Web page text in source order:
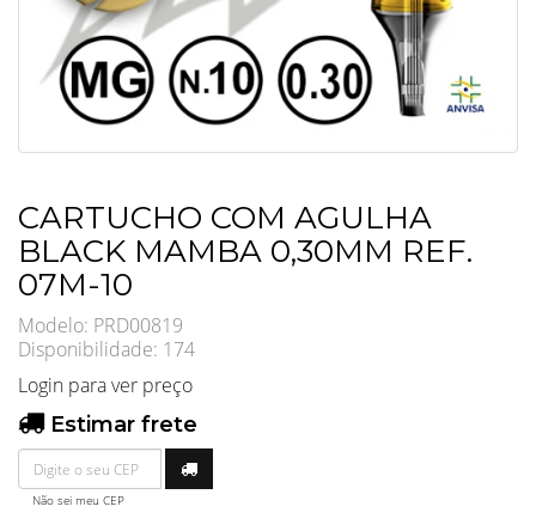
CARTUCHO COM AGULHA
BLACK MAMBA 0,30MM REF.
07M-10
Modelo: PRD00819
Disponibilidade: 174
Login para ver preço
Estimar frete
Não sei meu CEP